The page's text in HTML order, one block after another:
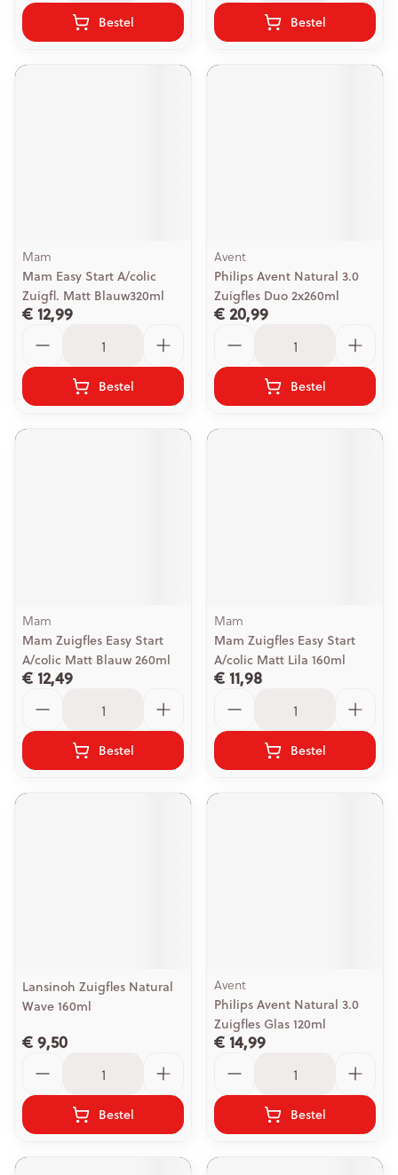
Bestel Bestel
Mam
Mam Easy Start A/colic
Zuigfl. Matt Blauw320ml
€ 12,99
Bestel
Avent
Philips Avent Natural 3.0
Zuigfles Duo 2x260ml
€ 20,99
Bestel
Mam
Mam Zuigfles Easy Start
A/colic Matt Blauw 260ml
€ 12,49
Bestel
Mam
Mam Zuigfles Easy Start
A/colic Matt Lila 160ml
€ 11,98
Bestel
Lansinoh Zuigfles Natural
Wave 160ml
€ 9,50
Bestel
Avent
Philips Avent Natural 3.0
Zuigfles Glas 120ml
€ 14,99
Bestel